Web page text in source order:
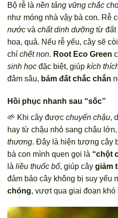
Bộ rễ là nền tảng vững chắc
như móng nhà vậy bà con. Rễ
nước và chất dinh dưỡng từ đất
hoa, quả. Nếu rễ yếu, cây sẽ
chí chết non. Root Eco Green
sinh học đặc biệt, giúp kích
đâm sâu, bám đất chắc chắn
Hồi phục nhanh sau “sốc”
🌱 Khi cây được chuyển chậu,
hay từ chậu nhỏ sang chậu
thương. Đây là hiện tượng cây
bà con mình quen gọi là “chột
là liều thuốc bổ, giúp cây giảm
đảm bảo cây không bị suy yếu
chóng, vượt qua giai đoạn khó